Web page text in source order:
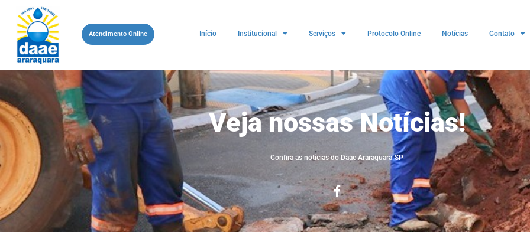
Atendimento Online Início Institucional Serviços Protocolo Online Notícias Contato
Veja nossas Notícias!
Confira as noticias do Daae Araraquara-SP